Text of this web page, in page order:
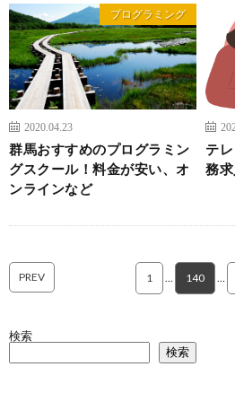
プログラミング
2020.04.23
群馬おすすめのプログラミン
グスクール！料金が安い、オ
ンラインなど
テ
務
PREV 1 140
検索
検索